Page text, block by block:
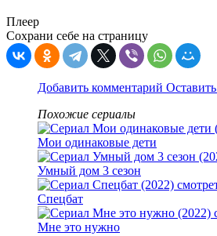
Плеер
Сохрани себе на страницу
Добавить комментарий
Похожие сериалы
Мои одинаковые дети
Умный дом 3 сезон
Спецбат
Мне это нужно